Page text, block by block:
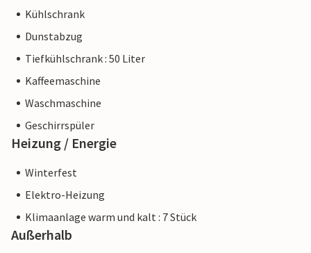
Kühlschrank
Dunstabzug
Tiefkühlschrank : 50 Liter
Kaffeemaschine
Waschmaschine
Geschirrspüler
Heizung / Energie
Winterfest
Elektro-Heizung
Klimaanlage warm und kalt : 7 Stück
Außerhalb